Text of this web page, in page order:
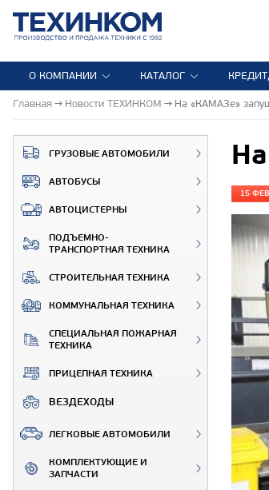
О КОМПАНИИ КАТАЛОГ
Главная Новости ТЕХИНКОМ На «КАМАЗе»
ГРУЗОВЫЕ АВТОМОБИЛИ
АВТОБУСЫ
АВТОЦИСТЕРНЫ
ПОДЪЕМНО-
ТРАНСПОРТНАЯ ТЕХНИКА
СТРОИТЕЛЬНАЯ ТЕХНИКА
КОММУНАЛЬНАЯ ТЕХНИКА
СПЕЦИАЛЬНАЯ ПОЖАРНАЯ
ТЕХНИКА
ПРИЦЕПНАЯ ТЕХНИКА
ВЕЗДЕХОДЫ
ЛЕГКОВЫЕ АВТОМОБИЛИ
КОМПЛЕКТУЮЩИЕ И
ЗАПЧАСТИ
15